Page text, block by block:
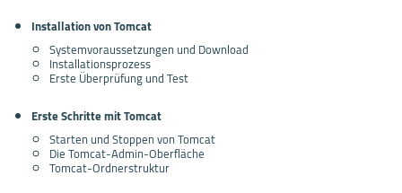
Installation von Tomcat
Systemvoraussetzungen und Download
Installationsprozess
Erste Überprüfung und Test
Erste Schritte mit Tomcat
Starten und Stoppen von Tomcat
Die Tomcat-Admin-Oberfläche
Tomcat-Ordnerstruktur